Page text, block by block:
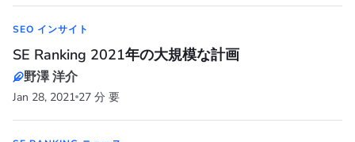
SEO インサイト
SE Ranking 2021年の大規模な計画
野澤 洋介
Jan 28, 2021 27 分 要